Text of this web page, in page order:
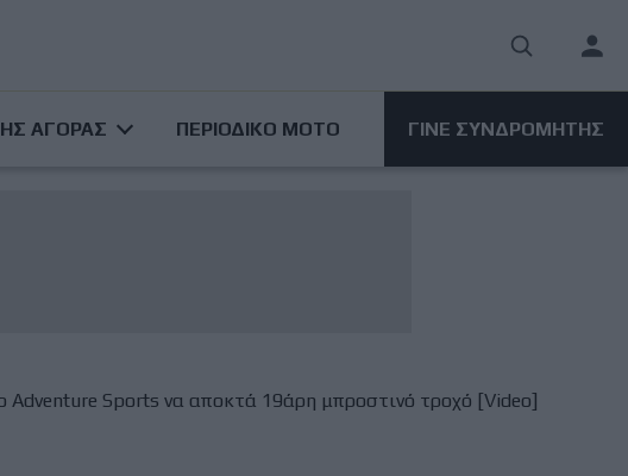
User
ΑΓΟΡΑΣ ΠΕΡΙΟΔΙΚΟ ΜΟΤΟ ΓΙΝΕ ΣΥΝΔΡΟΜΗΤΗΣ
Adventure Sports να αποκτά 19άρη μπροστινό τροχό [Video]